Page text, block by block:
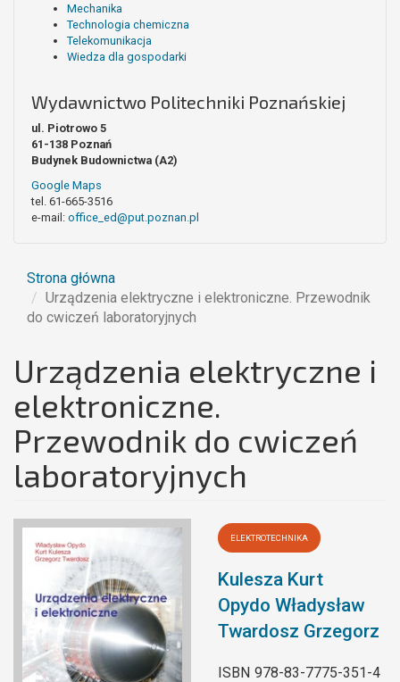
Mechanika
Technologia chemiczna
Telekomunikacja
Wiedza dla gospodarki
Wydawnictwo Politechniki Poznańskiej
ul. Piotrowo 5
61-138 Poznań
Budynek Budownictwa (A2)
Google Maps
tel. 61-665-3516
e-mail: office_ed@put.poznan.pl
Strona główna
Urządzenia elektryczne i elektroniczne. Przewodnik
do cwiczeń laboratoryjnych
Urządzenia elektryczne i
elektroniczne.
Przewodnik do cwiczeń
laboratoryjnych
ELEKTROTECHNIKA
Kulesza Kurt
Opydo Władysław
Twardosz Grzegorz
ISBN 978-83-7775-351-4